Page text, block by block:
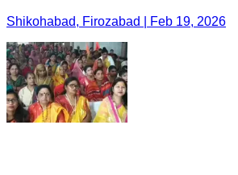
Shikohabad, Firozabad | Feb 19, 2026